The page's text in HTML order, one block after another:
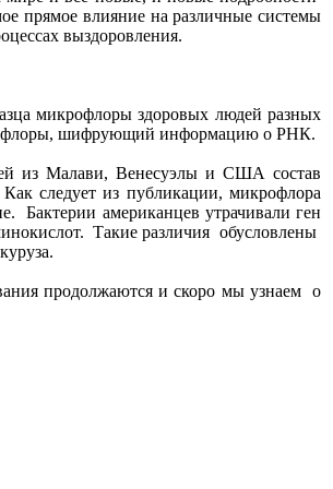
прямое влияние на различные системы
выздоровления.
микрофлоры здоровых людей разных
шифрующий информацию о РНК.
из Малави, Венесуэлы и США состав
следует из публикации, микрофлора
Бактерии американцев утрачивали ген
Такие различия обусловлены
продолжаются и скоро мы узнаем о